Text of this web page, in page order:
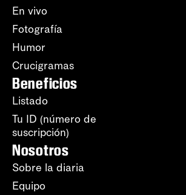
En vivo
Fotografía
Humor
Crucigramas
Beneficios
Listado
Tu ID (número de
suscripción)
Nosotros
Sobre la diaria
Equipo